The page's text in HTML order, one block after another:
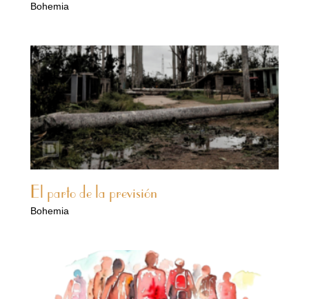
Bohemia
El parto de la previsión
Bohemia